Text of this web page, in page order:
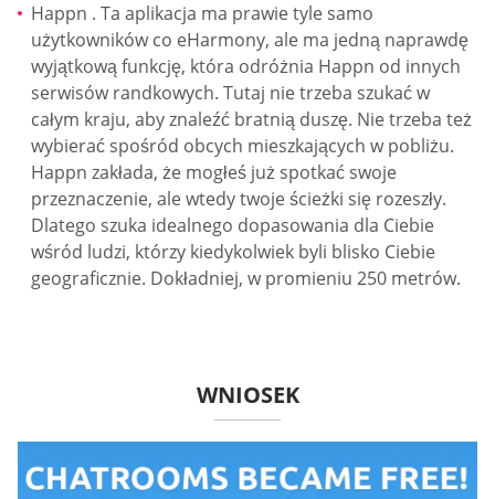
Happn . Ta aplikacja ma prawie tyle samo
użytkowników co eHarmony, ale ma jedną naprawdę
wyjątkową funkcję, która odróżnia Happn od innych
serwisów randkowych. Tutaj nie trzeba szukać w
całym kraju, aby znaleźć bratnią duszę. Nie trzeba też
wybierać spośród obcych mieszkających w pobliżu.
Happn zakłada, że mogłeś już spotkać swoje
przeznaczenie, ale wtedy twoje ścieżki się rozeszły.
Dlatego szuka idealnego dopasowania dla Ciebie
wśród ludzi, którzy kiedykolwiek byli blisko Ciebie
geograficznie. Dokładniej, w promieniu 250 metrów.
WNIOSEK